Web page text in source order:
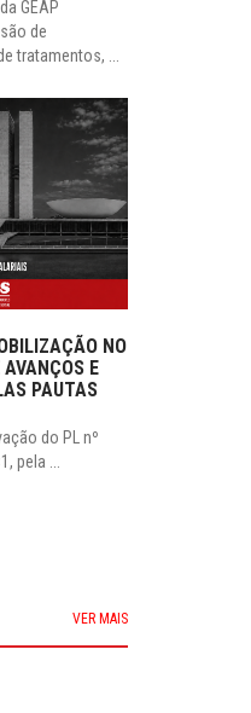
GEAP
de
tratamentos, ...
NO
E
PAUTAS
do PL nº
pela ...
VER MAIS